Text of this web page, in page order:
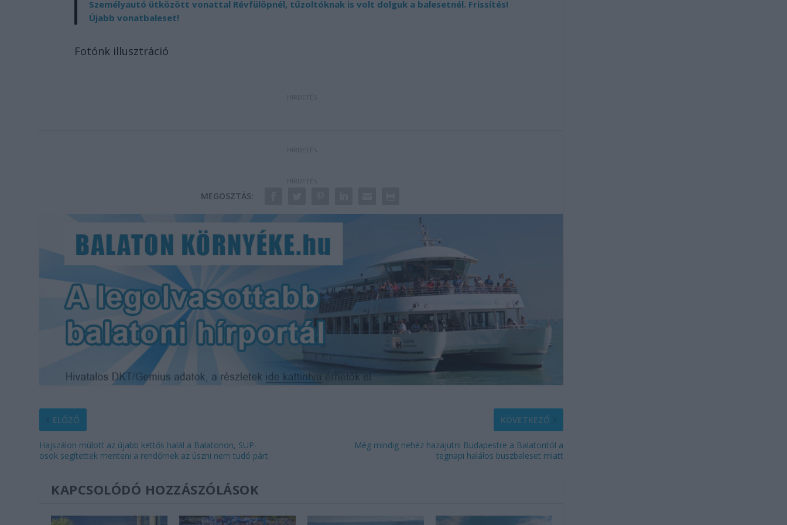
Személyautó ütközött vonattal Révfülöpnél, tűzoltóknak is volt dolguk a balesetnél. Frissítés!
Újabb vonatbaleset!
Fotónk illusztráció
MEGOSZTÁS:
ELŐZŐ
Hajszálon múlott az újabb kettős halál a Balatonon, SUP-
osok segítettek menteni a rendőrnek az úszni nem tudó párt
KÖVETKEZŐ
Még mindig nehéz hazajutni Budapestre a Balatontól a
tegnapi halálos buszbaleset miatt
KAPCSOLÓDÓ HOZZÁSZÓLÁSOK